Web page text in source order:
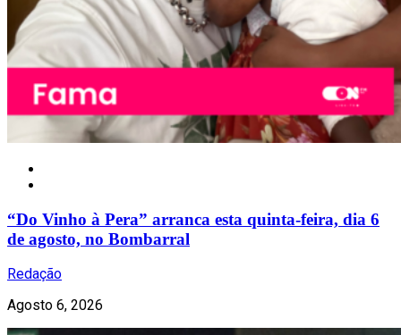
“Do Vinho à Pera” arranca esta quinta-feira, dia 6
de agosto, no Bombarral
Redação
Agosto 6, 2026